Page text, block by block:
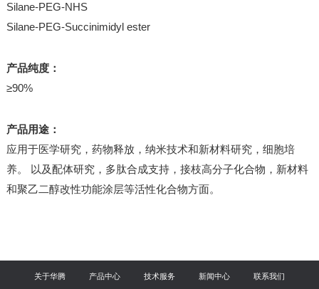
Silane-PEG-NHS
Silane-PEG-Succinimidyl ester
产品纯度：
≥90%
产品用途：
应用于医学研究，药物释放，纳米技术和新材料研究，细胞培
养。 以及配体研究，多肽合成支持，接枝高分子化合物，新材料
和聚乙二醇改性功能涂层等活性化合物方面。
关于华腾 产品中心 技术服务 新闻中心 联系我们